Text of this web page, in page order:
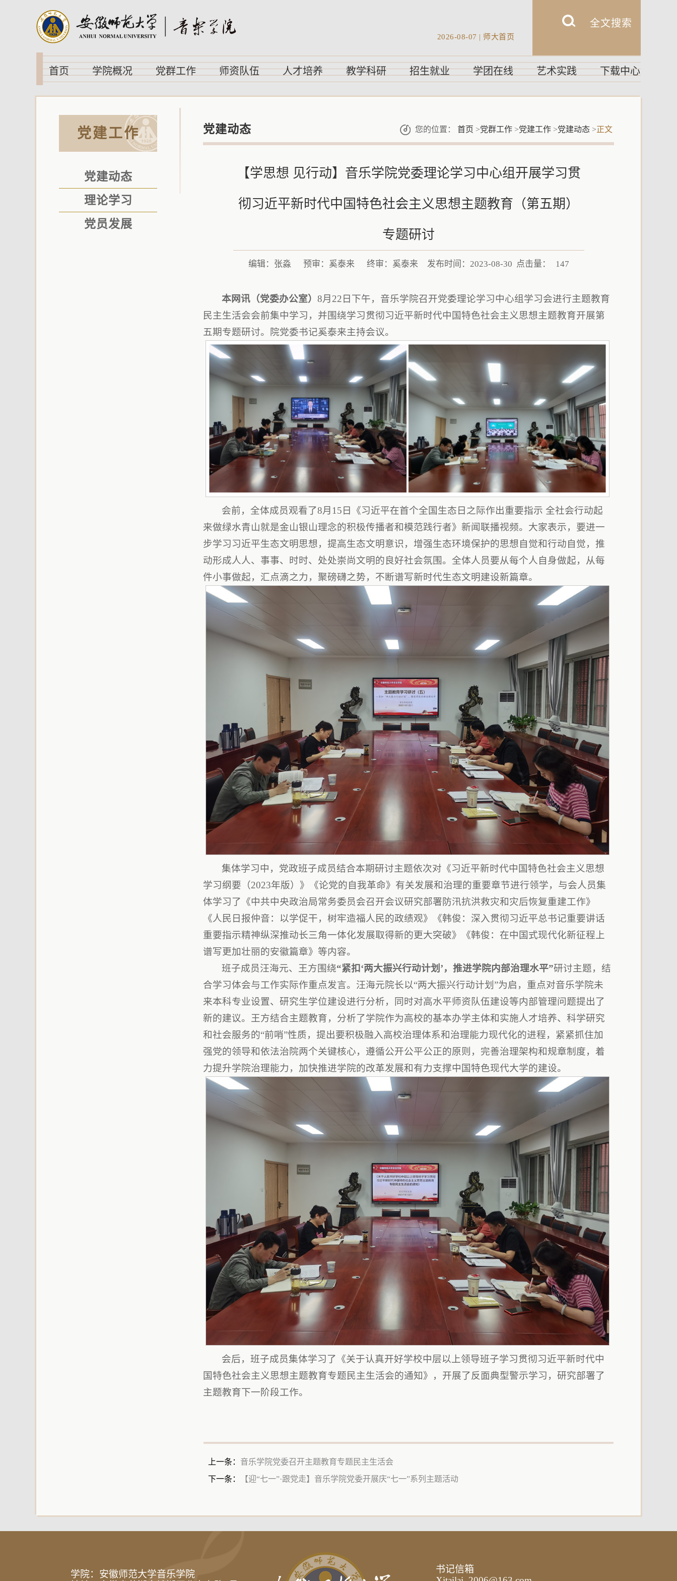
2026-08-07 | 师大首页
首页 学院概况 党群工作 师资队伍 人才培养 教学科研 招生就业 学团在线 艺术实践 下载中心
党建工作
党建动态
理论学习
党员发展
党建动态 您的位置： 首页 >党群工作 >党建工作 >党建动态 >正文
【学思想 见行动】音乐学院党委理论学习中心组开展学习贯
彻习近平新时代中国特色社会主义思想主题教育（第五期）
专题研讨
编辑：张淼 预审：奚泰来 终审：奚泰来 发布时间：2023-08-30 点击量： 147
本网讯（党委办公室）8月22日下午，音乐学院召开党委理论学习中心组学习会进行主题教育
民主生活会会前集中学习，并围绕学习贯彻习近平新时代中国特色社会主义思想主题教育开展第
五期专题研讨。院党委书记奚泰来主持会议。
会前，全体成员观看了8月15日《习近平在首个全国生态日之际作出重要指示 全社会行动起
来做绿水青山就是金山银山理念的积极传播者和模范践行者》新闻联播视频。大家表示，要进一
步学习习近平生态文明思想，提高生态文明意识，增强生态环境保护的思想自觉和行动自觉，推
动形成人人、事事、时时、处处崇尚文明的良好社会氛围。全体人员要从每个人自身做起，从每
件小事做起，汇点滴之力，聚磅礴之势，不断谱写新时代生态文明建设新篇章。
集体学习中，党政班子成员结合本期研讨主题依次对《习近平新时代中国特色社会主义思想
学习纲要（2023年版）》《论党的自我革命》有关发展和治理的重要章节进行领学，与会人员集
体学习了《中共中央政治局常务委员会召开会议研究部署防汛抗洪救灾和灾后恢复重建工作》
《人民日报仲音：以学促干，树牢造福人民的政绩观》《韩俊：深入贯彻习近平总书记重要讲话
重要指示精神纵深推动长三角一体化发展取得新的更大突破》《韩俊：在中国式现代化新征程上
谱写更加壮丽的安徽篇章》等内容。
班子成员汪海元、王方围绕“紧扣‘两大振兴行动计划 ’，推进学院内部治理水平”研讨主题，结
合学习体会与工作实际作重点发言。汪海元院长以“两大振兴行动计划”为启，重点对音乐学院未
来本科专业设置、研究生学位建设进行分析，同时对高水平师资队伍建设等内部管理问题提出了
新的建议。王方结合主题教育，分析了学院作为高校的基本办学主体和实施人才培养、科学研究
和社会服务的“前哨”性质，提出要积极融入高校治理体系和治理能力现代化的进程，紧紧抓住加
强党的领导和依法治院两个关键核心，遵循公开公平公正的原则，完善治理架构和规章制度，着
力提升学院治理能力，加快推进学院的改革发展和有力支撑中国特色现代大学的建设。
会后，班子成员集体学习了《关于认真开好学校中层以上领导班子学习贯彻习近平新时代中
国特色社会主义思想主题教育专题民主生活会的通知》，开展了反面典型警示学习，研究部署了
主题教育下一阶段工作。
上一条： 音乐学院党委召开主题教育专题民主生活会
下一条：
【迎“七一”·跟党走】音乐学院党委开展庆“七一”系列主题活动
学院：安徽师范大学音乐学院
书记信箱